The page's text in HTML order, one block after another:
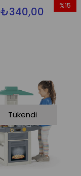
₺340,00
%15
Tükendi